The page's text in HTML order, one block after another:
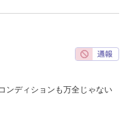
ンディションも万全じゃない